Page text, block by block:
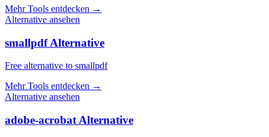
Mehr Tools entdecken →
Alternative ansehen
smallpdf Alternative
Free alternative to smallpdf
Mehr Tools entdecken →
Alternative ansehen
adobe-acrobat Alternative